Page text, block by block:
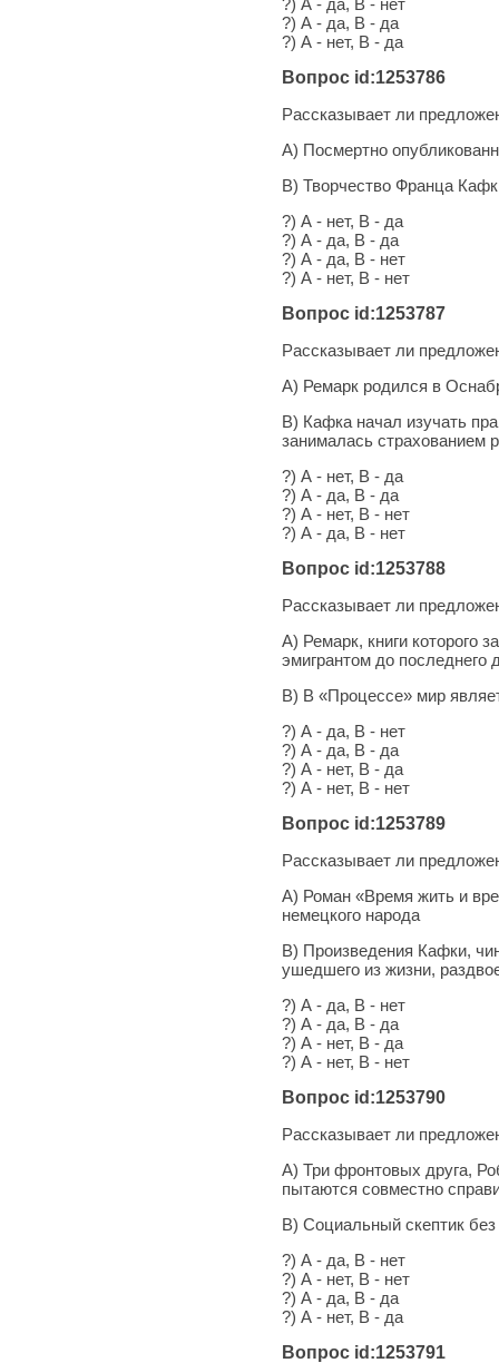
?) А - да, В - да
?) А - нет, В - да
Вопрос id:1253786
Рассказывает ли
А) Посмертно
В) Творчество Франца
?) А - нет, В - да
?) А - да, В - да
?) А - да, В - нет
?) А - нет, В - нет
Вопрос id:1253787
Рассказывает ли
А) Ремарк родился в
В) Кафка начал изучать
занималась страхованием
?) А - нет, В - да
?) А - да, В - да
?) А - нет, В - нет
?) А - да, В - нет
Вопрос id:1253788
Рассказывает ли
А) Ремарк, книги которого
эмигрантом до последнего
В) В «Процессе» мир
?) А - да, В - нет
?) А - да, В - да
?) А - нет, В - да
?) А - нет, В - нет
Вопрос id:1253789
Рассказывает ли
А) Роман «Время жить и
немецкого народа
В) Произведения Кафки,
ушедшего из жизни,
?) А - да, В - нет
?) А - да, В - да
?) А - нет, В - да
?) А - нет, В - нет
Вопрос id:1253790
Рассказывает ли
А) Три фронтовых друга,
пытаются совместно
В) Социальный скептик
?) А - да, В - нет
?) А - нет, В - нет
?) А - да, В - да
?) А - нет, В - да
Вопрос id:1253791